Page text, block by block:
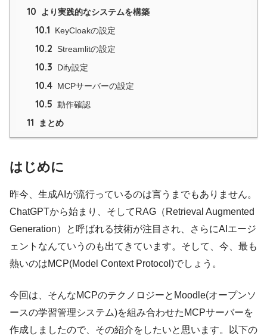
10 より実践的なシステムを構築
10.1 KeyCloakの設定
10.2 Streamlitの設定
10.3 Dify設定
10.4 MCPサーバーの設定
10.5 動作確認
11 まとめ
はじめに
昨今、生成AIが流行っているのは言うまでもありません。
ChatGPTから始まり、そしてRAG（Retrieval Augmented
Generation）と呼ばれる技術が注目され、さらにAIエージ
ェントなんていうのも出てきています。そして、今、最も
熱いのはMCP(Model Context Protocol)でしょう。
今回は、そんなMCPのテクノロジーとMoodle(オープンソ
ースの学習管理システム)を組み合わせたMCPサーバーを
作成しましたので、その紹介をしたいと思います。以下の